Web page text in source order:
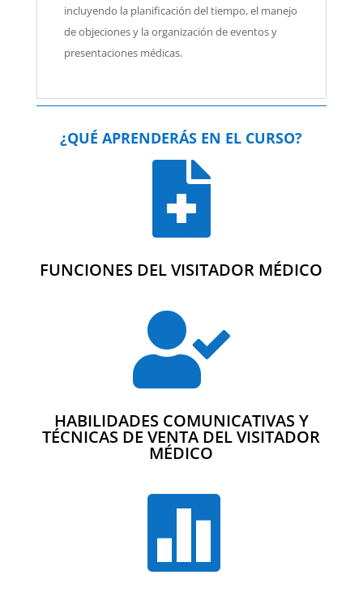
incluyendo la planificación del tiempo, el manejo
de objeciones y la organización de eventos y
presentaciones médicas.
¿QUÉ APRENDERÁS EN EL CURSO?

FUNCIONES DEL VISITADOR MÉDICO

HABILIDADES COMUNICATIVAS Y
TÉCNICAS DE VENTA DEL VISITADOR
MÉDICO
